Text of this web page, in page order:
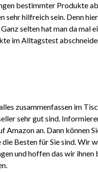
bestimmter Produkte
sehr hilfreich sein. Denn
selten hat man da mal
im Alltagstest
zusammenfassen im
sehr gut sind.
Amazon an. Dann können
Besten für Sie sind. Wir
und hoffen das wir